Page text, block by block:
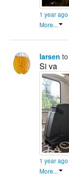
1 year ago
More...
larsen to
Si va
1 year ago
More...